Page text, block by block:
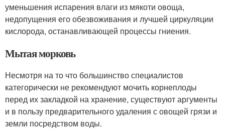
уменьшения испарения влаги из мякоти овоща,
недопущения его обезвоживания и лучшей циркуляции
кислорода, останавливающей процессы гниения.
Мытая морковь
Несмотря на то что большинство специалистов
категорически не рекомендуют мочить корнеплоды
перед их закладкой на хранение, существуют аргументы
и в пользу предварительного удаления с овощей грязи и
земли посредством воды.